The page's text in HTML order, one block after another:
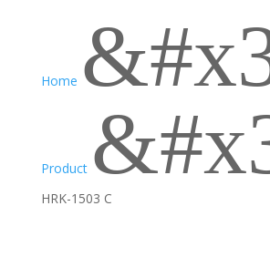
Home
Product
HRK-1503 C